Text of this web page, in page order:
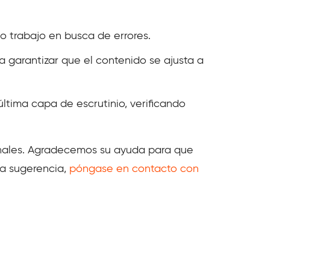
trabajo en busca de errores.
garantizar que el contenido se ajusta a
capa de escrutinio, verificando
Agradecemos su ayuda para que
sugerencia, póngase en contacto con